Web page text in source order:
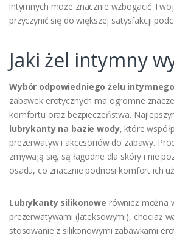
intymnych może znacznie wzbogacić
przyczynić się do większej satysfakcji
Jaki żel intymny
Wybór odpowiedniego żelu intymnego
zabawek erotycznych ma ogromne
komfortu oraz bezpieczeństwa.
lubrykanty na bazie wody, które
prezerwatyw i akcesoriów do zabawy.
zmywają się, są łagodne dla skóry i nie
osadu, co znacznie podnosi komfort ich
Lubrykanty silikonowe również można
prezerwatywami (lateksowymi), chociaż
stosowanie z silikonowymi zabawkami